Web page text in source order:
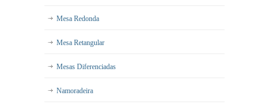
Mesa Redonda
Mesa Retangular
Mesas Diferenciadas
Namoradeira